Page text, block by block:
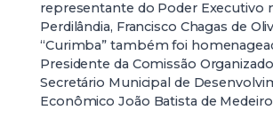
representante do Poder Executivo
Perdilândia, Francisco Chagas de
“Curimba” também foi
Presidente da Comissão
Secretário Municipal de
Econômico João Batista de